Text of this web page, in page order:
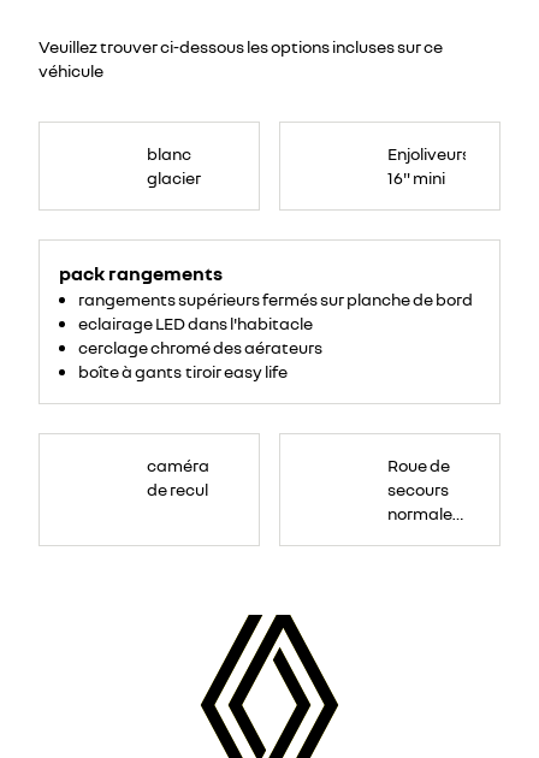
Veuillez trouver ci-dessous les options incluses sur ce
véhicule
blanc
glacier
Enjoliveurs
16" mini
pack rangements
rangements supérieurs fermés sur planche de bord
eclairage LED dans l'habitacle
cerclage chromé des aérateurs
boîte à gants tiroir easy life
caméra
de recul
Roue de
secours
normale